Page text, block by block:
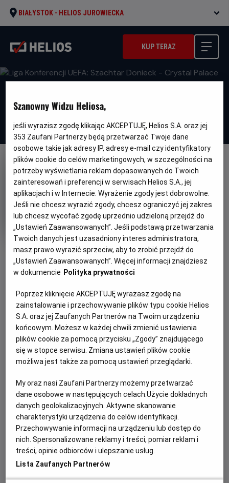
BIAŁYSTOK - HELIOS JUROWIECKA
KUP TERAZ
OBSERWUJ
Liga Konferencji UEFA: Szachtar
Donieck - Crystal Palace
Gatunek
Sportowy
Czas
trwania
150 min
Kraj
i
rok
produkcji
Polska
PREMIERA
30 kwietnia 2026
OPIS FILMU
Transmisja meczu Szachtar Donieck - Crystal Palace w
ramach rozgrywek Ligi Konferencji UEFA.
ZAPROŚ ZNAJOMYCH
Facebook Messenger WhatsApp
Szanowny Widzu Heliosa,
jeśli wyrazisz zgodę klikając AKCEPTUJĘ, Helios S.A. oraz jej
353 Zaufani Partnerzy będą przetwarzać Twoje dane
osobowe takie jak adresy IP, adresy e-mail czy identyfikatory
plików cookie do celów marketingowych, w szczególności na
potrzeby wyświetlania reklam dopasowanych do Twoich
zainteresowań i preferencji w serwisach Helios S.A., jej
aplikacjach i w Internecie. Wyrażenie zgody jest dobrowolne.
Jeśli nie chcesz wyrazić zgody, chcesz ograniczyć jej zakres
lub chcesz wycofać zgodę uprzednio udzieloną przejdź do
„Ustawień Zaawansowanych”. Jeśli podstawą przetwarzania
Twoich danych jest uzasadniony interes administratora,
masz prawo wyrazić sprzeciw, aby to zrobić przejdź do
„Ustawień Zaawansowanych”. Więcej informacji znajdziesz
w dokumencie Polityka prywatności
Poprzez kliknięcie AKCEPTUJĘ wyrażasz zgodę na
zainstalowanie i przechowywanie plików typu cookie Helios
S.A. oraz jej Zaufanych Partnerów na Twoim urządzeniu
końcowym. Możesz w każdej chwili zmienić ustawienia
plików cookie za pomocą przycisku „Zgody” znajdującego
się w stopce serwisu. Zmiana ustawień plików cookie
możliwa jest także za pomocą ustawień przeglądarki.
My oraz nasi Zaufani Partnerzy możemy przetwarzać
dane osobowe w następujących celach:Użycie dokładnych
danych geolokalizacyjnych. Aktywne skanowanie
charakterystyki urządzenia do celów identyfikacji.
Przechowywanie informacji na urządzeniu lub dostęp do
nich. Spersonalizowane reklamy i treści, pomiar reklam i
treści, opinie odbiorców i ulepszanie usług.
Lista Zaufanych Partnerów